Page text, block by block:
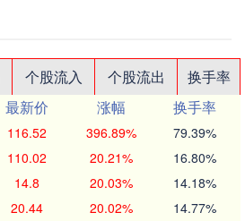
个股流入 个股流出
换手率
最新价 涨幅
换手率
116.52 396.89% 79.39%
110.02 20.21% 16.80%
14.8 20.03% 14.18%
20.44 20.02% 14.77%